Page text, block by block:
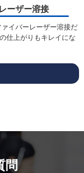
ーザー溶接
イバーレーザー溶接だ
仕上がりもキレイにな
問